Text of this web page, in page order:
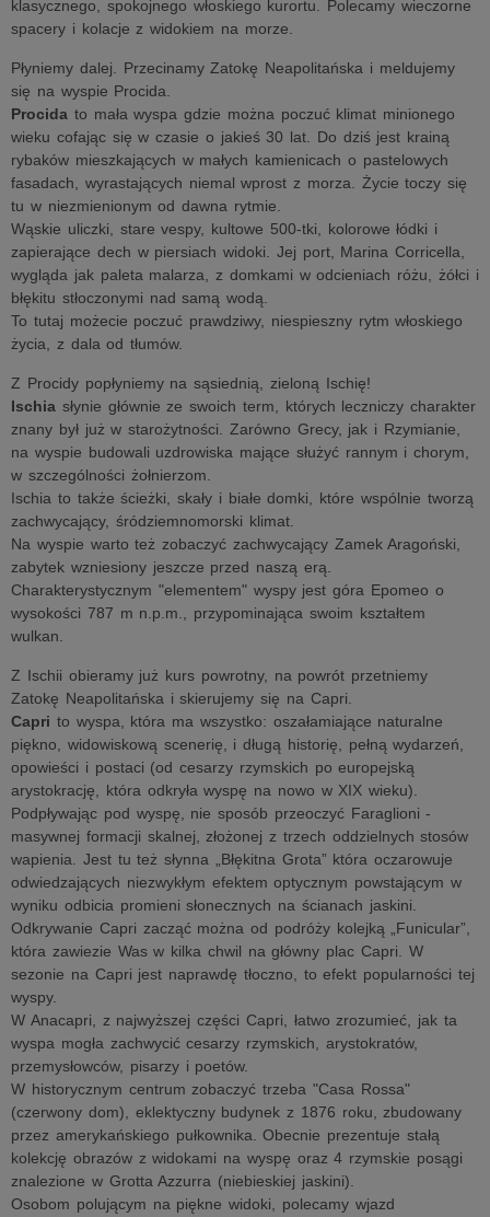
klasycznego, spokojnego włoskiego kurortu. Polecamy wieczorne
spacery i kolacje z widokiem na morze.
Płyniemy dalej. Przecinamy Zatokę Neapolitańska i meldujemy
się na wyspie Procida.
Procida to mała wyspa gdzie można poczuć klimat minionego
wieku cofając się w czasie o jakieś 30 lat. Do dziś jest krainą
rybaków mieszkających w małych kamienicach o pastelowych
fasadach, wyrastających niemal wprost z morza. Życie toczy się
tu w niezmienionym od dawna rytmie.
Wąskie uliczki, stare vespy, kultowe 500-tki, kolorowe łódki i
zapierające dech w piersiach widoki. Jej port, Marina Corricella,
wygląda jak paleta malarza, z domkami w odcieniach różu, żółci i
błękitu stłoczonymi nad samą wodą.
To tutaj możecie poczuć prawdziwy, niespieszny rytm włoskiego
życia, z dala od tłumów.
Z Procidy popłyniemy na sąsiednią, zieloną Ischię!
Ischia słynie głównie ze swoich term, których leczniczy charakter
znany był już w starożytności. Zarówno Grecy, jak i Rzymianie,
na wyspie budowali uzdrowiska mające służyć rannym i chorym,
w szczególności żołnierzom.
Ischia to także ścieżki, skały i białe domki, które wspólnie tworzą
zachwycający, śródziemnomorski klimat.
Na wyspie warto też zobaczyć zachwycający Zamek Aragoński,
zabytek wzniesiony jeszcze przed naszą erą.
Charakterystycznym "elementem" wyspy jest góra Epomeo o
wysokości 787 m n.p.m., przypominająca swoim kształtem
wulkan.
Z Ischii obieramy już kurs powrotny, na powrót przetniemy
Zatokę Neapolitańska i skierujemy się na Capri.
Capri to wyspa, która ma wszystko: oszałamiające naturalne
piękno, widowiskową scenerię, i długą historię, pełną wydarzeń,
opowieści i postaci (od cesarzy rzymskich po europejską
arystokrację, która odkryła wyspę na nowo w XIX wieku).
Podpływając pod wyspę, nie sposób przeoczyć Faraglioni -
masywnej formacji skalnej, złożonej z trzech oddzielnych stosów
wapienia. Jest tu też słynna „Błękitna Grota” która oczarowuje
odwiedzających niezwykłym efektem optycznym powstającym w
wyniku odbicia promieni słonecznych na ścianach jaskini.
Odkrywanie Capri zacząć można od podróży kolejką „Funicular”,
która zawiezie Was w kilka chwil na główny plac Capri. W
sezonie na Capri jest naprawdę tłoczno, to efekt popularności tej
wyspy.
W Anacapri, z najwyższej części Capri, łatwo zrozumieć, jak ta
wyspa mogła zachwycić cesarzy rzymskich, arystokratów,
przemysłowców, pisarzy i poetów.
W historycznym centrum zobaczyć trzeba "Casa Rossa"
(czerwony dom), eklektyczny budynek z 1876 roku, zbudowany
przez amerykańskiego pułkownika. Obecnie prezentuje stałą
kolekcję obrazów z widokami na wyspę oraz 4 rzymskie posągi
znalezione w Grotta Azzurra (niebieskiej jaskini).
Osobom polującym na piękne widoki, polecamy wjazd